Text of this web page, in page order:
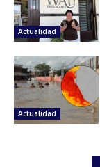
Actualidad
Actualidad